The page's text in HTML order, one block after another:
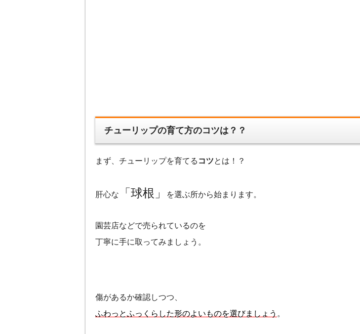
チューリップの育て方のコツは？？
まず、チューリップを育てる コツとは！？
肝心な 「球根」 を選ぶ所から始まります。
園芸店などで売られているのを
丁寧に手に取ってみましょう。
傷があるか確認しつつ、
ふわっとふっくらした形のよいものを選びましょう 。